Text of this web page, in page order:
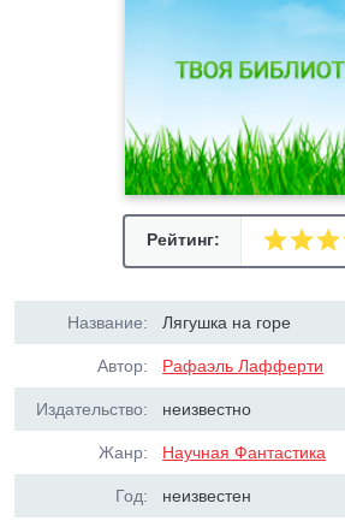
Рейтинг:
Название: Лягушка на горе
Автор: Рафаэль Лафферти
Издательство: неизвестно
Жанр: Научная Фантастика
Год: неизвестен